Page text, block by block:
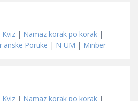
Kviz | Namaz korak po korak |
Poruke | N-UM | Minber
Kviz | Namaz korak po korak |